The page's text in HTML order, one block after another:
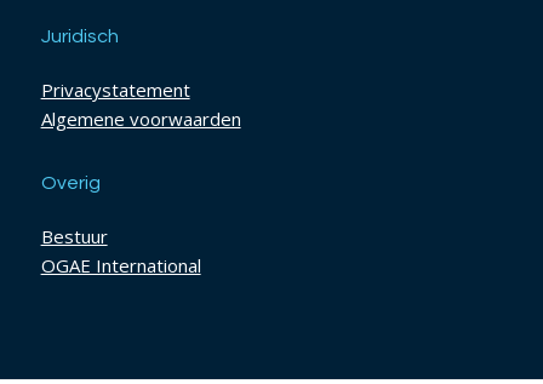
Juridisch
Privacystatement
Algemene voorwaarden
Overig
Bestuur
OGAE International